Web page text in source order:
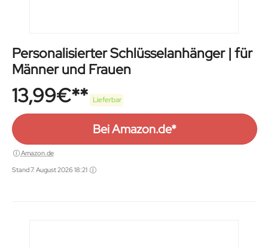
Personalisierter Schlüsselanhänger | für
Männer und Frauen
13,99€ Lieferbar
Bei Amazon.de*
Amazon.de
Stand 7. August 2026 18:21